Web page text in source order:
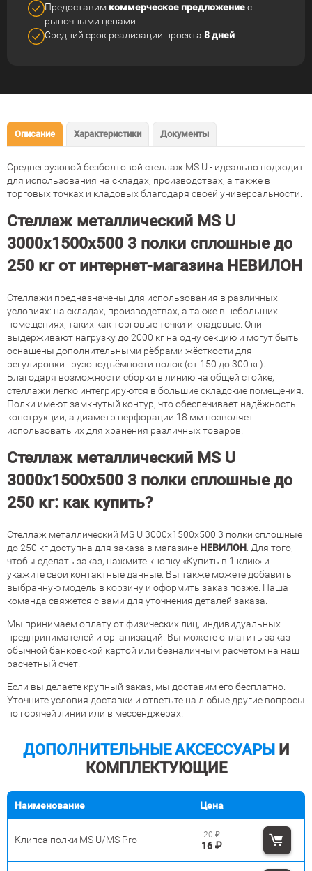
Предоставим коммерческое предложениес
рыночными ценами
Средний срок реализации проекта 8 дней
Описание Характеристики Документы
Среднегрузовой безболтовой стеллаж MS U - идеально подходит
для использования на складах, производствах, а также в
торговых точках и кладовых благодаря своей универсальности.
Стеллаж металлический MS U
3000х1500х500 3 полки сплошные до
250 кг от интернет-магазина НЕВИЛОН
Стеллажи предназначены для использования в различных
условиях: на складах, производствах, а также в небольших
помещениях, таких как торговые точки и кладовые. Они
выдерживают нагрузку до 2000 кг на одну секцию и могут быть
оснащены дополнительными рёбрами жёсткости для
регулировки грузоподъёмности полок (от 150 до 300 кг).
Благодаря возможности сборки в линию на общей стойке,
стеллажи легко интегрируются в большие складские помещения.
Полки имеют замкнутый контур, что обеспечивает надёжность
конструкции, а диаметр перфорации 18 мм позволяет
использовать их для хранения различных товаров.
Стеллаж металлический MS U
3000х1500х500 3 полки сплошные до
250 кг: как купить?
Стеллаж металлический MS U 3000х1500х500 3 полки сплошные
до 250 кг доступна для заказа в магазине НЕВИЛОН . Для того,
чтобы сделать заказ, нажмите кнопку «Купить в 1 клик» и
укажите свои контактные данные. Вы также можете добавить
выбранную модель в корзину и оформить заказ позже. Наша
команда свяжется с вами для уточнения деталей заказа.
Мы принимаем оплату от физических лиц, индивидуальных
предпринимателей и организаций. Вы можете оплатить заказ
обычной банковской картой или безналичным расчетом на наш
расчетный счет.
Если вы делаете крупный заказ, мы доставим его бесплатно.
Уточните условия доставки и ответьте на любые другие вопросы
по горячей линии или в мессенджерах.
ДОПОЛНИТЕЛЬНЫЕ АКСЕССУАРЫ И
КОМПЛЕКТУЮЩИЕ
Наименование Цена
Клипса полки MS U/MS Pro
16 ₽
20₽